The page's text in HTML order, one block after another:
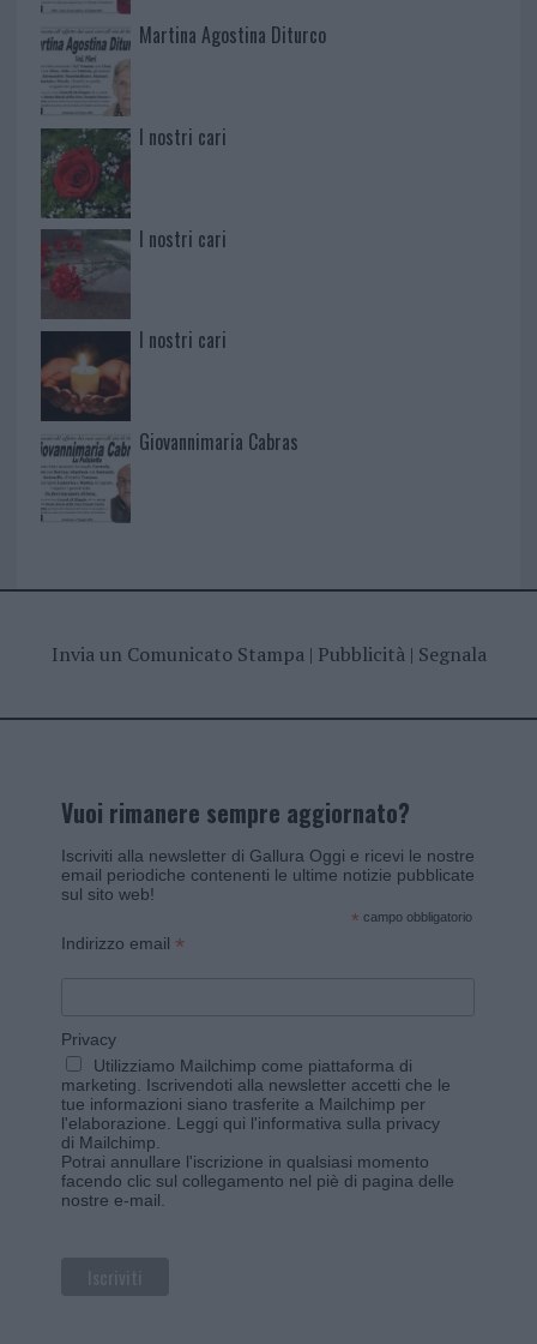
Martina Agostina Diturco
I nostri cari
I nostri cari
I nostri cari
Giovannimaria Cabras
Invia un Comunicato Stampa| Pubblicità| Segnala
Vuoi rimanere sempre aggiornato?
Iscriviti alla newsletter di Gallura Oggi e ricevi le nostre
email periodiche contenenti le ultime notizie pubblicate
sul sito web!
* campo obbligatorio
Indirizzo email *
Privacy
Utilizziamo Mailchimp come piattaforma di
marketing. Iscrivendoti alla newsletter accetti che le
tue informazioni siano trasferite a Mailchimp per
l'elaborazione. Leggi qui l'informativa sulla privacy
di Mailchimp
Potrai annullare l'iscrizione in qualsiasi momento
facendo clic sul collegamento nel piè di pagina delle
nostre e-mail.